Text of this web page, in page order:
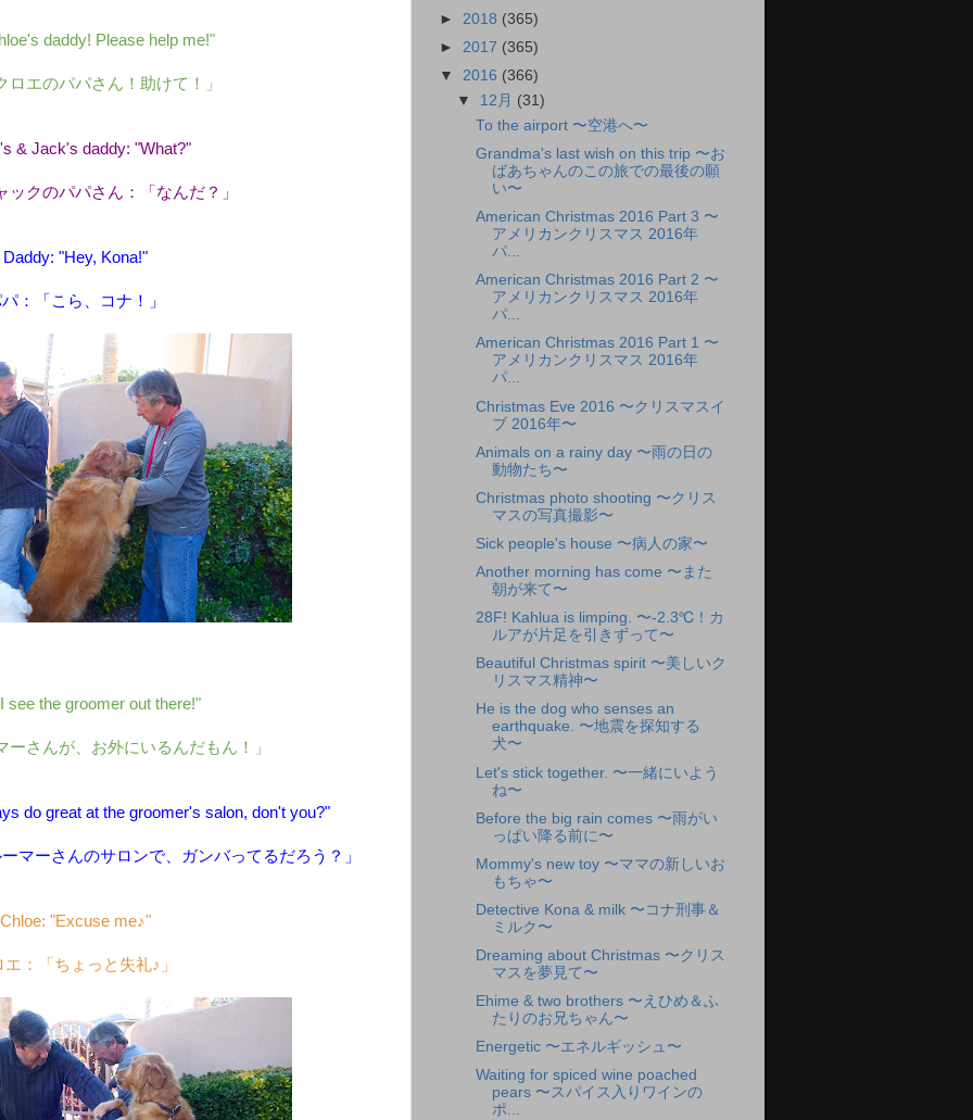
daddy! Please help me!"
ロエのパパさん！助けて！」
& Jack's daddy: "What?"
ックのパパさん：「なんだ？」
Daddy: "Hey, Kona!"
：「こら、コナ！」
see the groomer out there!"
ーさんが、お外にいるんだもん！」
do great at the groomer's salon, don't you?"
マーさんのサロンで、ガンバってるだろう？」
Chloe: "Excuse me♪"
エ：「ちょっと失礼♪」
► 2018 (365)
► 2017 (365)
▼ 2016 (366)
▼ 12月 (31)
To the airport 〜空港へ〜
Grandma's last wish on this trip 〜お
ばあちゃんのこの旅での最後の願
い〜
American Christmas 2016 Part 3 〜
アメリカンクリスマス 2016年
パ...
American Christmas 2016 Part 2 〜
アメリカンクリスマス 2016年
パ...
American Christmas 2016 Part 1 〜
アメリカンクリスマス 2016年
パ...
Christmas Eve 2016 〜クリスマスイ
ブ 2016年〜
Animals on a rainy day 〜雨の日の
動物たち〜
Christmas photo shooting 〜クリス
マスの写真撮影〜
Sick people's house 〜病人の家〜
Another morning has come 〜また
朝が来て〜
28F! Kahlua is limping. 〜-2.3℃！カ
ルアが片足を引きずって〜
Beautiful Christmas spirit 〜美しいク
リスマス精神〜
He is the dog who senses an
earthquake. 〜地震を探知する
犬〜
Let's stick together. 〜一緒にいよう
ね〜
Before the big rain comes 〜雨がい
っぱい降る前に〜
Mommy's new toy 〜ママの新しいお
もちゃ〜
Detective Kona & milk 〜コナ刑事＆
ミルク〜
Dreaming about Christmas 〜クリス
マスを夢見て〜
Ehime & two brothers 〜えひめ＆ふ
たりのお兄ちゃん〜
Energetic 〜エネルギッシュ〜
Waiting for spiced wine poached
pears 〜スパイス入りワインの
ポ...